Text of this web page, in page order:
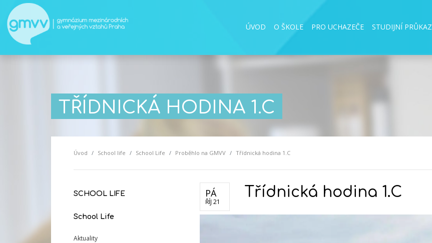
ÚVOD O ŠKOLE PRO UCHAZEČE STUDIJNÍ PRŮKAZ
TŘÍDNICKÁ HODINA 1.C
Úvod School life School Life Proběhlo na GMVV Třídnická hodina 1.C
SCHOOL LIFE
School Life
Aktuality
PÁ
ŘÍJ 21
Třídnická hodina 1.C